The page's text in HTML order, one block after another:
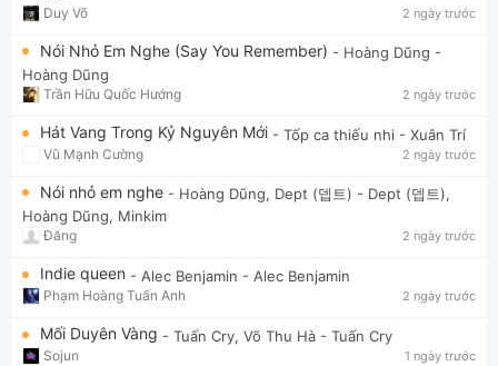
Duy Võ 2 ngày trước
Nói Nhỏ Em Nghe (Say You Remember) - Hoàng Dũng -
Hoàng Dũng
Trần Hữu Quốc Hướng 2 ngày trước
Hát Vang Trong Kỷ Nguyên Mới - Tốp ca thiếu nhi - Xuân Trí
Vũ Mạnh Cường 2 ngày trước
Nói nhỏ em nghe - Hoàng Dũng, Dept (뎁트) - Dept (뎁트),
Hoàng Dũng, Minkim
Đăng 2 ngày trước
Indie queen - Alec Benjamin - Alec Benjamin
Phạm Hoàng Tuấn Anh 2 ngày trước
Mối Duyên Vàng - Tuấn Cry, Võ Thu Hà - Tuấn Cry
Sojun 1 ngày trước